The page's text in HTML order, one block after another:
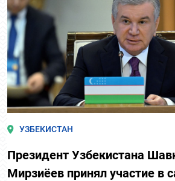
международном уровне.
УЗБЕКИСТАН
Президент Узбекистана
Мирзиёев принял участие в